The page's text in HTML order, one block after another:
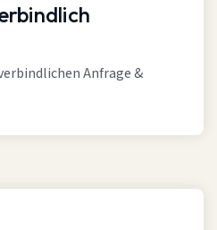
Anfrage &